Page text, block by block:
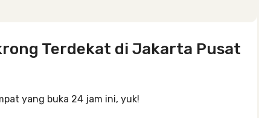
Terdekat di Jakarta Pusat
yang buka 24 jam ini, yuk!